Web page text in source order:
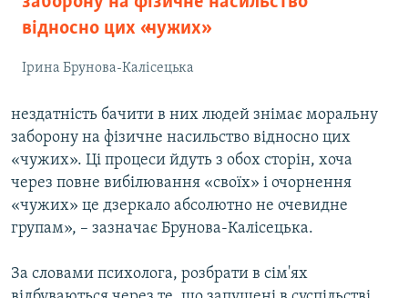
відносно цих «чужих»
Ірина Брунова-Калісецька
нездатність бачити в них людей знімає моральну
заборону на фізичне насильство відносно цих
«чужих». Ці процеси йдуть з обох сторін, хоча
через повне вибілювання «своїх» і очорнення
«чужих» це дзеркало абсолютно не очевидне
групам», – зазначає Брунова-Калісецька.
За словами психолога, розбрати в сім'ях